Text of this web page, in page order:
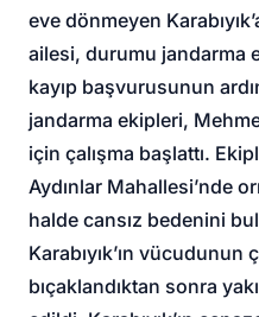
eve dönmeyen
ailesi, durumu jandarma
kayıp başvurusunun
jandarma ekipleri,
için çalışma başlattı.
Aydınlar Mahallesi’nde
halde cansız bedenini
Karabıyık’ın
bıçaklandıktan sonra